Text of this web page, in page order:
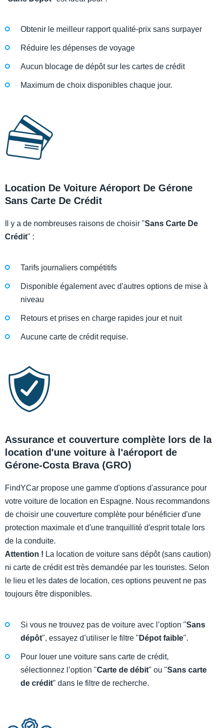
Obtenir le meilleur rapport qualité-prix sans surpayer
Réduire les dépenses de voyage
Aucun blocage de dépôt sur les cartes de crédit
Maximum de choix disponibles chaque jour.
Location De Voiture Aéroport De Gérone
Sans Carte De Crédit
Il y a de nombreuses raisons de choisir "Sans Carte De
Crédit" :
Tarifs journaliers compétitifs
Disponible également avec d'autres options de mise à
niveau
Retours et prises en charge rapides jour et nuit
Aucune carte de crédit requise.
Assurance et couverture complète lors de la
location d'une voiture à l'aéroport de
Gérone-Costa Brava (GRO)
FindYCar propose une gamme d'options d'assurance pour
votre voiture de location en Espagne. Nous recommandons
de choisir une couverture complète pour bénéficier d'une
protection maximale et d'une tranquillité d'esprit totale lors
de la conduite.
Attention ! La location de voiture sans dépôt (sans caution)
ni carte de crédit est très demandée par les touristes. Selon
le lieu et les dates de location, ces options peuvent ne pas
toujours être disponibles.
Si vous ne trouvez pas de voiture avec l’option "Sans
dépôt", essayez d’utiliser le filtre " Dépot faible".
Pour louer une voiture sans carte de crédit,
sélectionnez l’option "Carte de débit" ou "Sans carte
de crédit" dans le filtre de recherche.